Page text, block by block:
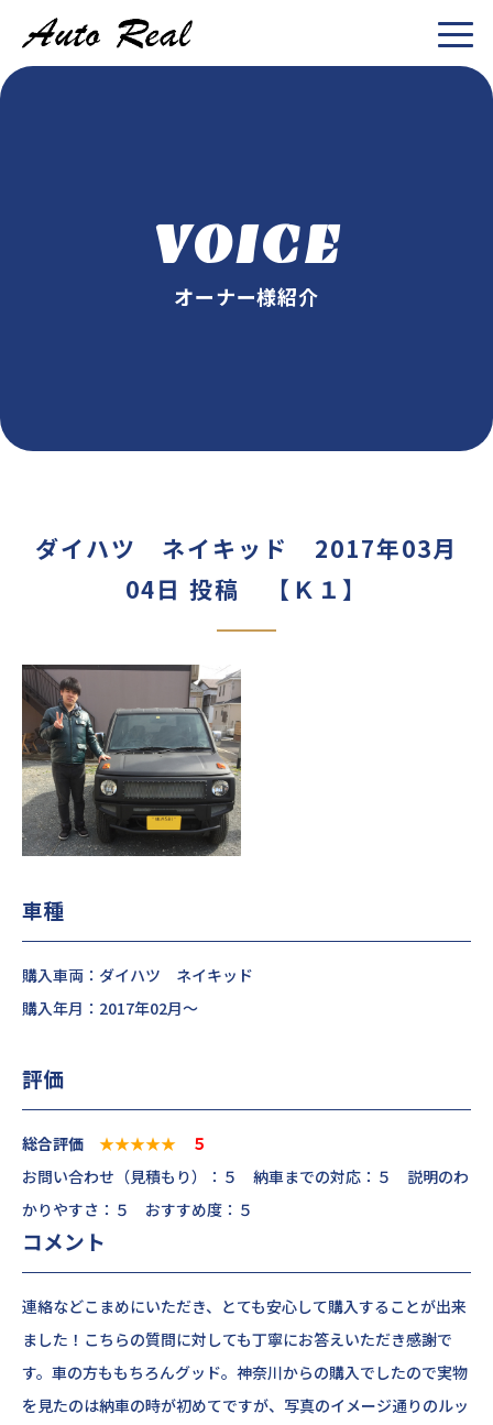
VOICE
オーナー様紹介
ダイハツ ネイキッド 2017年03月
04日 投稿 【Ｋ１】
車種
購入車両：ダイハツ ネイキッド
購入年月：2017年02月～
評価
総合評価 ★★★★★
５
お問い合わせ（見積もり）：５ 納車までの対応：５ 説明のわ
かりやすさ：５ おすすめ度：５
コメント
連絡などこまめにいただき、とても安心して購入することが出来
ました！こちらの質問に対しても丁寧にお答えいただき感謝で
す。車の方ももちろんグッド。神奈川からの購入でしたので実物
を見たのは納車の時が初めてですが、写真のイメージ通りのルッ